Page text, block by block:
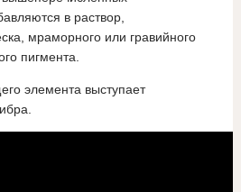
в раствор,
мраморного или гравийного
пигмента.
элемента выступает